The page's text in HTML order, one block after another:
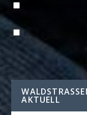
Benachrichtige
Benachrichtige
KTUELL